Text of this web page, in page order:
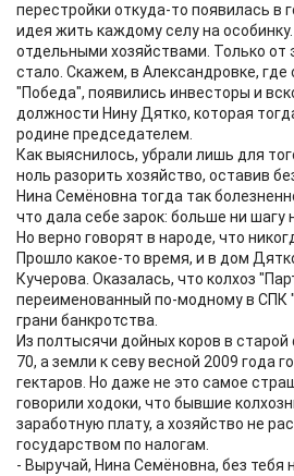
перестройки откуда-то появилась в
идея жить каждому селу на
отдельными хозяйствами. Только от
стало. Скажем, в Александровке, где
"Победа", появились инвесторы и
должности Нину Дятко, которая
родине председателем.
Как выяснилось, убрали лишь для
ноль разорить хозяйство, оставив
Нина Семёновна тогда так
что дала себе зарок: больше ни шагу
Но верно говорят в народе, что
Прошло какое-то время, и в дом
Кучерова. Оказалась, что колхоз
переименованный по-модному в СПК
грани банкротства.
Из полтысячи дойных коров в
70, а земли к севу весной 2009 года
гектаров. Но даже не это самое
говорили ходоки, что бывшие
заработную плату, а хозяйство не
государством по налогам.
- Выручай, Нина Семёновна, без тебя